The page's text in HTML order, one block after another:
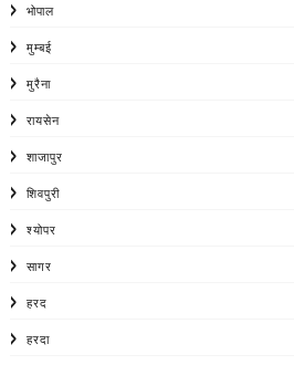
भोपाल
मुम्बई
मुरैना
रायसेन
शाजापुर
शिवपुरी
श्योपर
सागर
हरद
हरदा